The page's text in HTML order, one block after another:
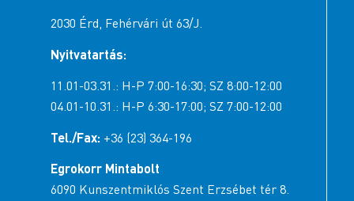
2030 Érd, Fehérvári út 63/J.
Nyitvatartás:
11.01-03.31.: H-P 7:00-16:30; SZ 8:00-12:00
04.01-10.31.: H-P 6:30-17:00; SZ 7:00-12:00
Tel./Fax: +36 (23) 364-196
Egrokorr Mintabolt
6090 Kunszentmiklós Szent Erzsébet tér 8.